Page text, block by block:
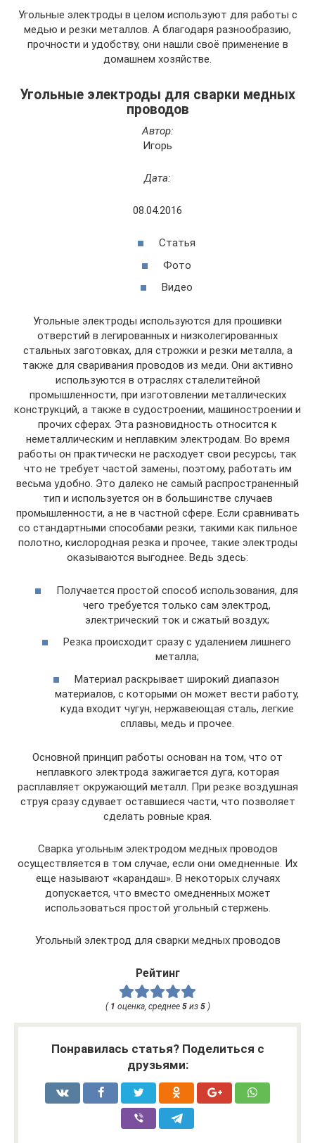
Угольные электроды в целом используют для работы с
медью и резки металлов. А благодаря разнообразию,
прочности и удобству, они нашли своё применение в
домашнем хозяйстве.
Угольные электроды для сварки медных
проводов
Автор:
Игорь
Дата:
08.04.2016
Статья
Фото
Видео
Угольные электроды используются для прошивки
отверстий в легированных и низколегированных
стальных заготовках, для строжки и резки металла, а
также для сваривания проводов из меди. Они активно
используются в отраслях сталелитейной
промышленности, при изготовлении металлических
конструкций, а также в судостроении, машиностроении и
прочих сферах. Эта разновидность относится к
неметаллическим и неплавким электродам. Во время
работы он практически не расходует свои ресурсы, так
что не требует частой замены, поэтому, работать им
весьма удобно. Это далеко не самый распространенный
тип и используется он в большинстве случаев
промышленности, а не в частной сфере. Если сравнивать
со стандартными способами резки, такими как пильное
полотно, кислородная резка и прочее, такие электроды
оказываются выгоднее. Ведь здесь:
Получается простой способ использования, для
чего требуется только сам электрод,
электрический ток и сжатый воздух;
Резка происходит сразу с удалением лишнего
металла;
Материал раскрывает широкий диапазон
материалов, с которыми он может вести работу,
куда входит чугун, нержавеющая сталь, легкие
сплавы, медь и прочее.
Основной принцип работы основан на том, что от
неплавкого электрода зажигается дуга, которая
расплавляет окружающий металл. При резке воздушная
струя сразу сдувает оставшиеся части, что позволяет
сделать ровные края.
Сварка угольным электродом медных проводов
осуществляется в том случае, если они омедненные. Их
еще называют «карандаш». В некоторых случаях
допускается, что вместо омедненных может
использоваться простой угольный стержень.
Угольный электрод для сварки медных проводов
Рейтинг
( 1 оценка, среднее 5из 5)
Понравилась статья? Поделиться с
друзьями: